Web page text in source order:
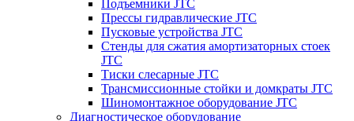
Подъемники JTC
Прессы гидравлические JTC
Пусковые устройства JTC
Стенды для сжатия амортизаторных стоек
JTC
Тиски слесарные JTC
Трансмиссионные стойки и домкраты JTC
Шиномонтажное оборудование JTC
Диагностическое оборудование